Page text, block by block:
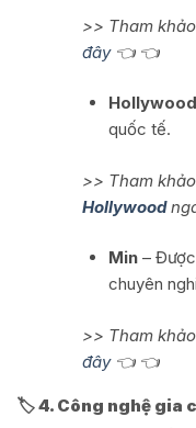
>> Tham
đây👈 👈
Hollywood
quốc tế.
>> Tham
Hollywood
Min –
chuyên
>> Tham
đây👈 👈
🏷️ 4. Công nghệ gia